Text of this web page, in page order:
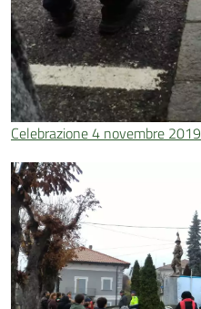
Celebrazione 4 novembre 2019